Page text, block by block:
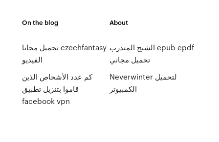
On the blog
تحميل مجانا czechfantasy
الفيديو
كم عدد الأشخاص الذين
قاموا بتنزيل تطبيق
facebook vpn
About
الشبح المتدرب epub epdf
تحميل مجاني
Neverwinter لتحميل
الكمبيوتر